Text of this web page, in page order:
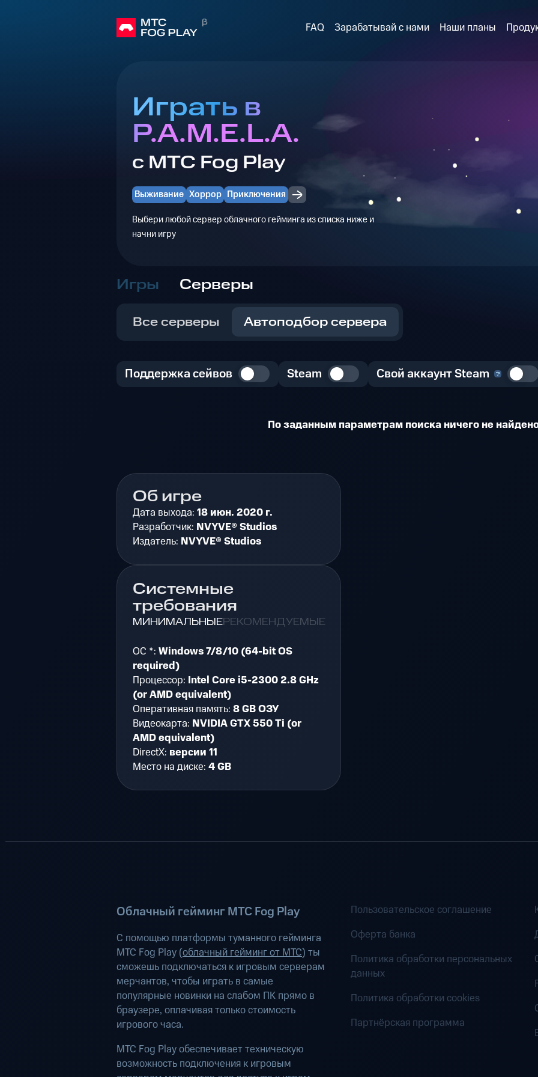
FAQ Зарабатывай с нами Наши планы
Играть в
P.A.M.E.L.A.
с МТС Fog Play
Выживание Хоррор Приключения
Выбери любой сервер облачного гейминга из списка ниже и
начни игру
Игры Серверы
Все серверы Автоподбор сервера
Поддержка сейвов Steam Свой аккаунт Steam
По заданным параметрам поиска ничего не
Об игре
Дата выхода: 18 июн. 2020 г.
Разработчик: NVYVE® Studios
Издатель: NVYVE® Studios
Системные
требования
МИНИМАЛЬНЫЕРЕКОМЕНДУЕМЫЕ
ОС *: Windows 7/8/10 (64-bit OS
required)
Процессор: Intel Core i5-2300 2.8 GHz
(or AMD equivalent)
Оперативная память: 8 GB ОЗУ
Видеокарта: NVIDIA GTX 550 Ti (or
AMD equivalent)
DirectX: версии 11
Место на диске: 4 GB
Облачный гейминг МТС Fog Play
С помощью платформы туманного гейминга
МТС Fog Play (облачный гейминг от МТС) ты
сможешь подключаться к игровым серверам
мерчантов, чтобы играть в самые
популярные новинки на слабом ПК прямо в
браузере, оплачивая только стоимость
игрового часа.
МТС Fog Play обеспечивает техническую
возможность подключения к игровым
Пользовательское соглашение
Оферта банка
Политика обработки персональных
данных
Политика обработки cookies
Партнёрская программа